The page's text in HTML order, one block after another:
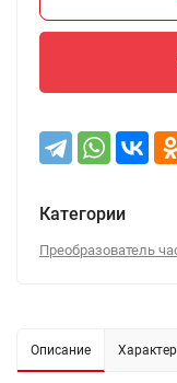
Категории
Преобразователь
Описание